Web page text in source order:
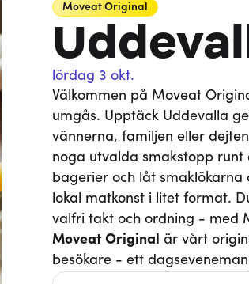
Moveat Original
lördag 3 okt.
Välkommen på Moveat
umgås. Upptäck Uddevalla
vännerna, familjen eller
noga utvalda smakstopp runt
bagerier och låt smaklökarna
lokal matkonst i litet format.
valfri takt och ordning - med
Moveat Original är vårt
besökare - ett